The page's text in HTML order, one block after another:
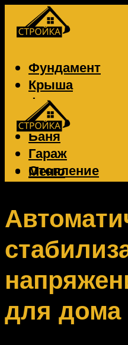
Фундамент
Крыша
Фасад
Забор
Баня
Гараж
Отопление
Вентиляция
Меню
Меню
для дома